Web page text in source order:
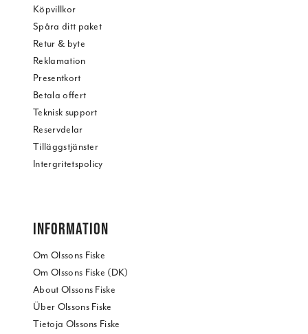
Köpvillkor
Spåra ditt paket
Retur & byte
Reklamation
Presentkort
Betala offert
Teknisk support
Reservdelar
Tilläggstjänster
Intergritetspolicy
INFORMATION
Om Olssons Fiske
Om Olssons Fiske (DK)
About Olssons Fiske
Über Olssons Fiske
Tietoja Olssons Fiske